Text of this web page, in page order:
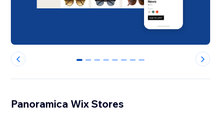
0 1 2 3 4 5 6 7
Panoramica Wix Stores